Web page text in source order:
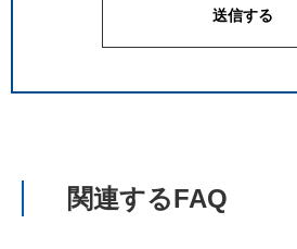
関連するFAQ